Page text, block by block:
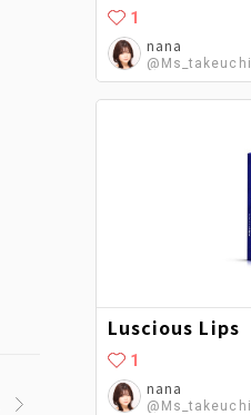
1
nana
@Ms_takeuchi
Luscious Lips
1
nana
@Ms_takeuchi